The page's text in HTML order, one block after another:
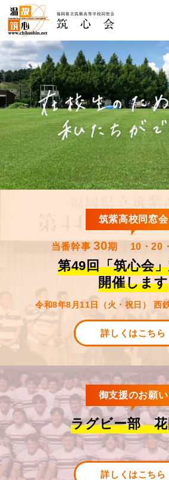
筑紫高校同窓会
当番幹事 30期 10・20
第49回「筑心会
開催します
令和8年8月11日（火・祝日） 西
詳しくはこちら
御支援のお願い
ラグビー部 花
詳しくはこちら